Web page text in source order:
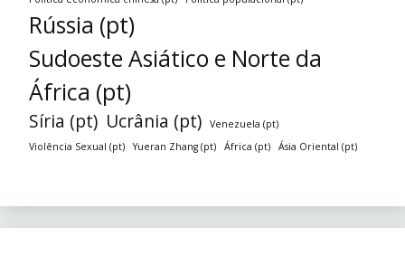
Rússia (pt)
Sudoeste Asiático e Norte da
África (pt)
Síria (pt) Ucrânia (pt)
Venezuela (pt)
Violência Sexual (pt)
Yueran Zhang (pt) África (pt) Ásia Oriental (pt)